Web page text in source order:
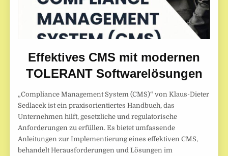
Effektives CMS mit modernen
TOLERANT Softwarelösungen
„Compliance Management System (CMS)“ von Klaus-Dieter
Sedlacek ist ein praxisorientiertes Handbuch, das
Unternehmen hilft, gesetzliche und regulatorische
Anforderungen zu erfüllen. Es bietet umfassende
Anleitungen zur Implementierung eines effektiven CMS,
behandelt Herausforderungen und Lösungen im